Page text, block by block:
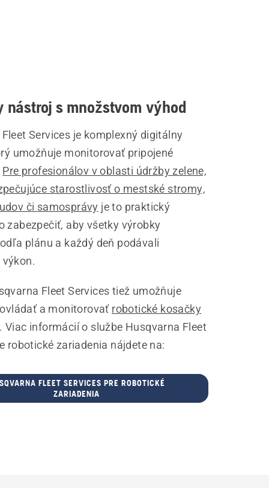
nástroj s množstvom výhod
Services je komplexný digitálny
umožňuje monitorovať pripojené
Pre profesionálov v oblasti údržby zelene,
starostlivosť o mestské stromy,
či samosprávy je to praktický
zabezpečiť, aby všetky výrobky
plánu a každý deň podávali
Fleet Services tiež umožňuje
a monitorovať robotické kosačky
. Viac informácií o službe Husqvarna Fleet
robotické zariadenia nájdete na:
FLEET SERVICES PRE ROBOTICKÉ
ZARIADENIA